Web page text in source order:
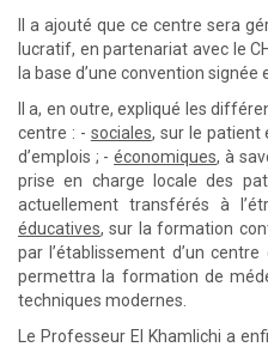
Il a ajouté que ce centre sera
lucratif, en partenariat avec le
la base d’une convention signée
Il a, en outre, expliqué les
centre : - sociales, sur le patient
d’emplois ; -économiques, à
prise en charge locale des
actuellement transférés à
éducatives, sur la formation
par l’établissement d’un
permettra la formation de
techniques modernes.
Le Professeur El Khamlichi a